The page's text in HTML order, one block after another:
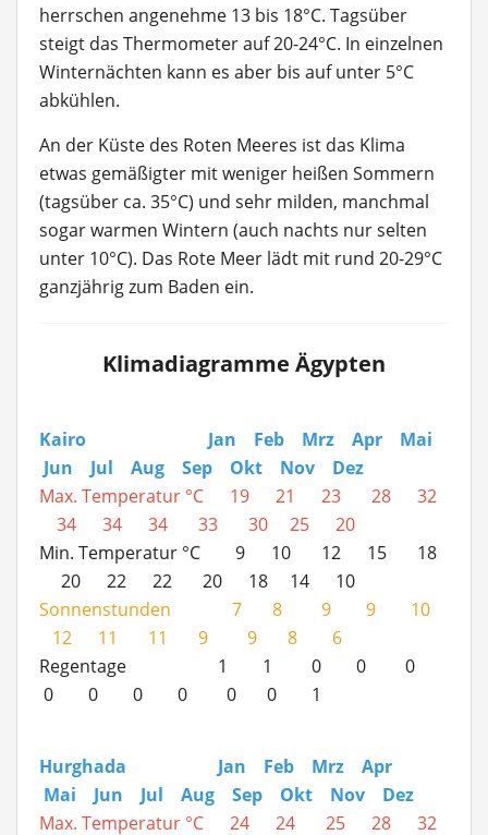
herrschen angenehme 13 bis 18°C. Tagsüber
steigt das Thermometer auf 20-24°C. In einzelnen
Winternächten kann es aber bis auf unter 5°C
abkühlen.
An der Küste des Roten Meeres ist das Klima
etwas gemäßigter mit weniger heißen Sommern
(tagsüber ca. 35°C) und sehr milden, manchmal
sogar warmen Wintern (auch nachts nur selten
unter 10°C). Das Rote Meer lädt mit rund 20-29°C
ganzjährig zum Baden ein.
Klimadiagramme Ägypten
Kairo Jan Feb Mrz Apr Mai
Jun Jul Aug Sep Okt Nov Dez
Max. Temperatur °C
19 21 23 28 32
34 34 34 33 30 25 20
Min. Temperatur °C 9 10 12 15 18
20 22 22 20 18 14 10
Sonnenstunden 7 8 9 9 10
12 11 11 9 9 8 6
Regentage 1 1 0 0 0
0 0 0 0 0 0 1
Hurghada Jan Feb Mrz Apr
Mai Jun Jul Aug Sep Okt Nov Dez
Max. Temperatur °C 24 24 25 28 32